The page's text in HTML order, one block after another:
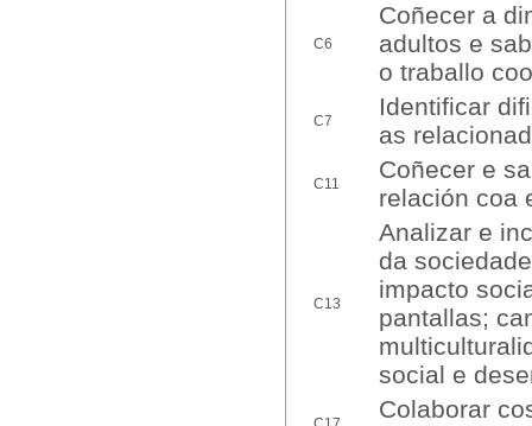
C6
Coñecer a
adultos e
o traballo
C7
Identificar
as
C11
Coñecer e
relación coa
C13
Analizar e
da
impacto
pantallas;
social e
Colaborar